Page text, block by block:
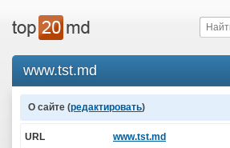
www.tst.md
О сайте (редактировать)
URL www.tst.md